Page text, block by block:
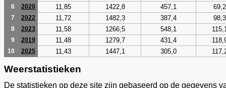
6 2020 11,85 1422,8 457,1 69,2
7 2022 11,72 1482,3 387,4 98,3
8 2023 11,58 1266,5 548,1
9 2019 11,48 1279,7 431,4
10 2025 11,43 1447,1 305,0
Weerstatistieken
De statistieken op deze site zijn gebaseerd op de gegevens